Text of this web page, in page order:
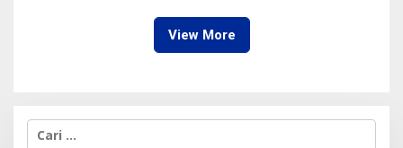
View More
C